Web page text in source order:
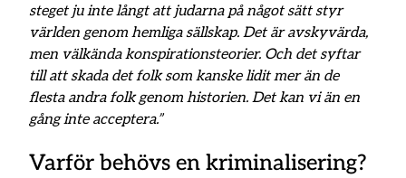
steget ju inte långt att judarna på något sätt styr
världen genom hemliga sällskap. Det är avskyvärda,
men välkända konspirationsteorier. Och det syftar
till att skada det folk som kanske lidit mer än de
flesta andra folk genom historien. Det kan vi än en
gång inte acceptera.”
Varför behövs en kriminalisering?